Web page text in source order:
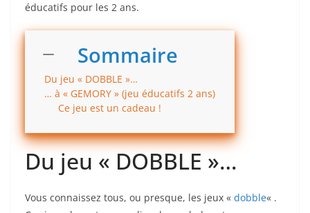
éducatifs pour les 2 ans.
Sommaire
Du jeu « DOBBLE »…
… à « GEMORY » (jeu éducatifs 2 ans)
Ce jeu est un cadeau !
Du jeu « DOBBLE »…
Vous connaissez tous, ou presque, les jeux « dobble« .